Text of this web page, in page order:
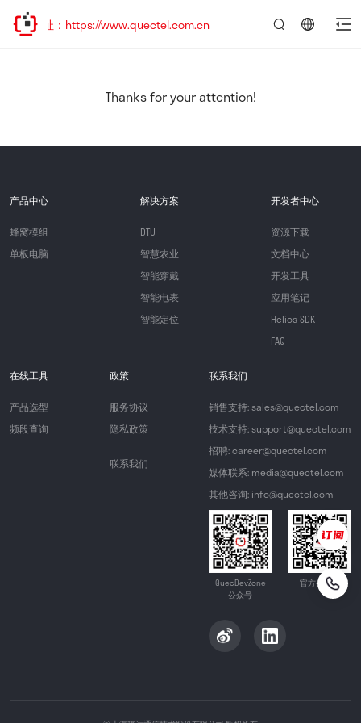
访问新址：https://www.quectel.com.cn
Thanks for your attention!
产品中心
蜂窝模组
单板电脑
解决方案
DTU
智慧农业
智能穿戴
智能电表
智能定位
开发者中心
资源下载
文档中心
开发工具
应用笔记
Helios SDK
FAQ
在线工具
产品选型
频段查询
政策
服务协议
隐私政策
联系我们
联系我们
销售支持: sales@quectel.com
技术支持: support@quectel.com
招聘: career@quectel.com
媒体联系: media@quectel.com
其他咨询: info@quectel.com
QuecDevZone
公众号
官方公众号